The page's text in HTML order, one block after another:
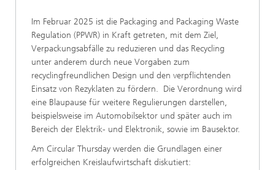
Im Februar 2025 ist die Packaging and Packaging Waste
Regulation (PPWR) in Kraft getreten, mit dem Ziel,
Verpackungsabfälle zu reduzieren und das Recycling
unter anderem durch neue Vorgaben zum
recyclingfreundlichen Design und den verpflichtenden
Einsatz von Rezyklaten zu fördern. Die Verordnung wird
eine Blaupause für weitere Regulierungen darstellen,
beispielsweise im Automobilsektor und später auch im
Bereich der Elektrik- und Elektronik, sowie im Bausektor.
Am Circular Thursday werden die Grundlagen einer
erfolgreichen Kreislaufwirtschaft diskutiert: